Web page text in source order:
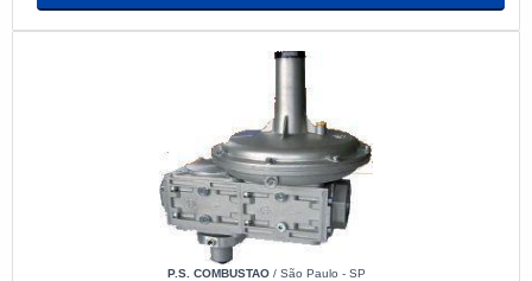
P.S. COMBUSTAO/ São Paulo - SP